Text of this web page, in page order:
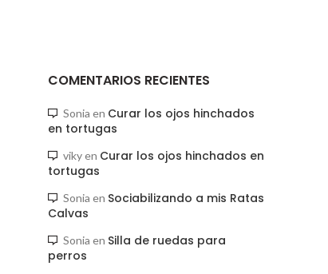
COMENTARIOS RECIENTES
Sonia en Curar los ojos hinchados
en tortugas
vikyen Curar los ojos hinchados en
tortugas
Sonia en Sociabilizando a mis Ratas
Calvas
Sonia en Silla de ruedas para
perros